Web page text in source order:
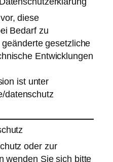
diese
Bedarf zu
gesetzliche
Entwicklungen
ist unter
datenschutz
oder zur
wenden Sie sich bitte